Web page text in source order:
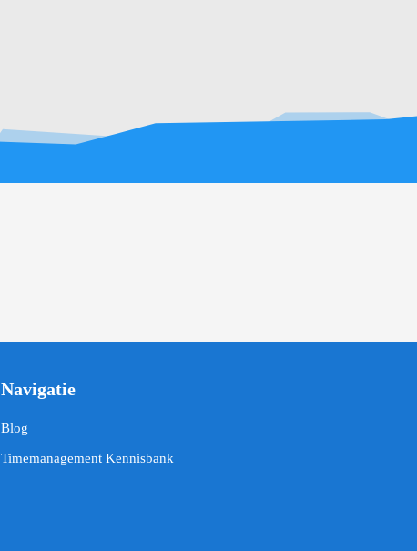
Navigatie
Blog
Timemanagement Kennisbank